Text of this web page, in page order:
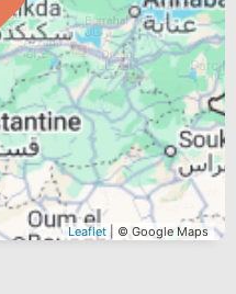
Leaflet | © Google Maps